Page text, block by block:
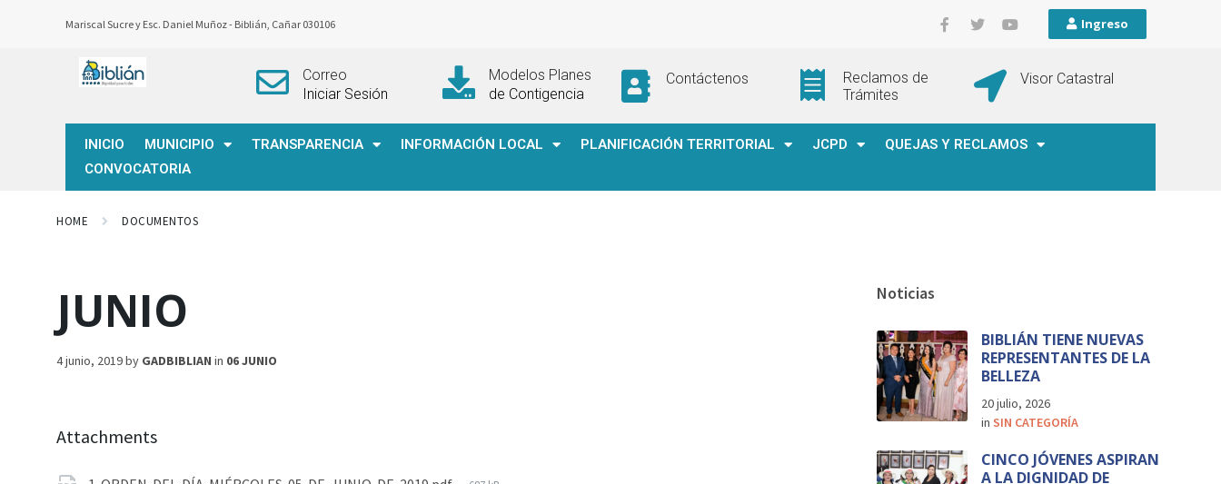
Mariscal Sucre y Esc. Daniel Muñoz - Biblián, Cañar 030106 Ingreso
Correo
Iniciar Sesión
Modelos Planes
de Contigencia
Contáctenos
Reclamos de
Trámites
Visor Catastral
INICIO MUNICIPIO TRANSPARENCIA INFORMACIÓN LOCAL PLANIFICACIÓN TERRITORIAL JCPD
QUEJAS Y RECLAMOS
CONVOCATORIA
HOME DOCUMENTOS
JUNIO
4 junio, 2019by GADBIBLIAN in 06 JUNIO
Attachments
Noticias
BIBLIÁN TIENE NUEVAS
REPRESENTANTES DE LA
BELLEZA
20 julio, 2026
inSIN CATEGORÍA
CINCO JÓVENES ASPIRAN
A LA DIGNIDAD DE